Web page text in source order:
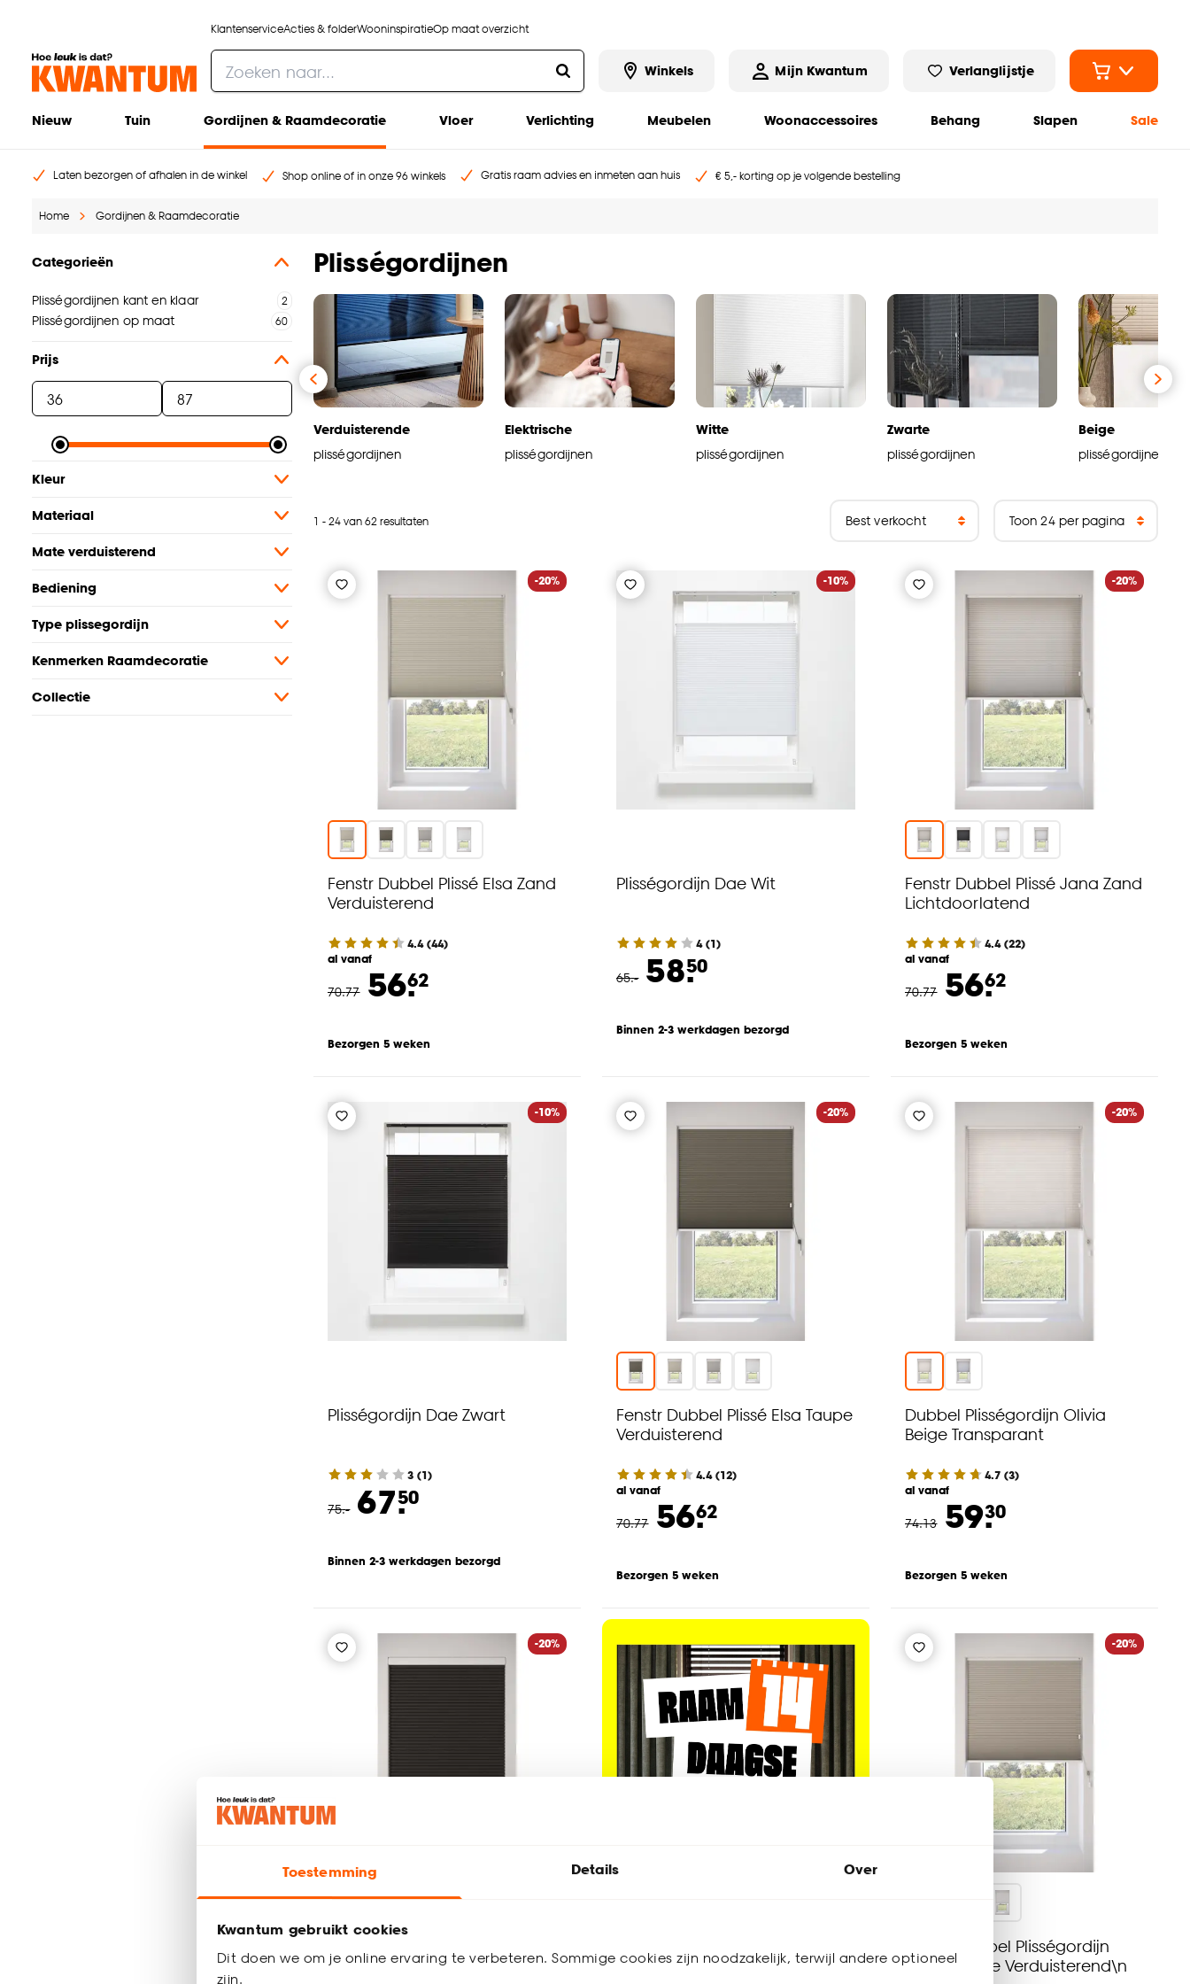
Toestemming Details Over
Kwantum gebruikt cookies
Dit doen we om je online ervaring te verbeteren. Sommige cookies zijn noodzakelijk, terwijl andere optioneel
zijn.
KlantenserviceActies & folderWooninspiratieOp maat overzicht
Winkels Mijn Kwantum Verlanglijstje
Nieuw Tuin Gordijnen & Raamdecoratie Vloer Verlichting Meubelen Woonaccessoires Behang Slapen Sale
Laten bezorgen of afhalen in de winkel Shop online of in onze 96 winkels Gratis raam advies en inmeten aan huis € 5,- korting op je volgende bestelling
Home Gordijnen & Raamdecoratie
Categorieën
Plisségordijnen kant en klaar
Plisségordijnen op maat
Prijs
Kleur
Materiaal
Mate verduisterend
Bediening
Type plissegordijn
Kenmerken Raamdecoratie
Collectie
Plisségordijnen
Verduisterende
plisségordijnen
Elektrische
plisségordijnen
Witte
plisségordijnen
Zwarte
plisségordijnen
Beige
plisségordijnen
1 - 24 van 62 resultaten
-20%
Fenstr Dubbel Plissé Elsa Zand
Verduisterend
4.4(44)
al vanaf
70.77 56.62
Bezorgen 5 weken
-10%
Plisségordijn Dae Wit
4(1)
65.- 58.50
Binnen 2-3 werkdagen bezorgd
-20%
Fenstr Dubbel Plissé Jana Zand
Lichtdoorlatend
4.4(22)
al vanaf
70.77 56.62
Bezorgen 5 weken
-10%
Plisségordijn Dae Zwart
3 (1)
75.- 67.50
Binnen 2-3 werkdagen bezorgd
-20%
Fenstr Dubbel Plissé Elsa Taupe
Verduisterend
4.4(12)
al vanaf
70.77 56.62
Bezorgen 5 weken
-20%
Dubbel Plisségordijn Olivia
Beige Transparant
4.7 (3)
al vanaf
74.13 59.30
Bezorgen 5 weken
-20%
Espresso Verduisterend
-20%
Fenstr Dubbel Plisségordijn
Thirza Taupe Verduisterend\n